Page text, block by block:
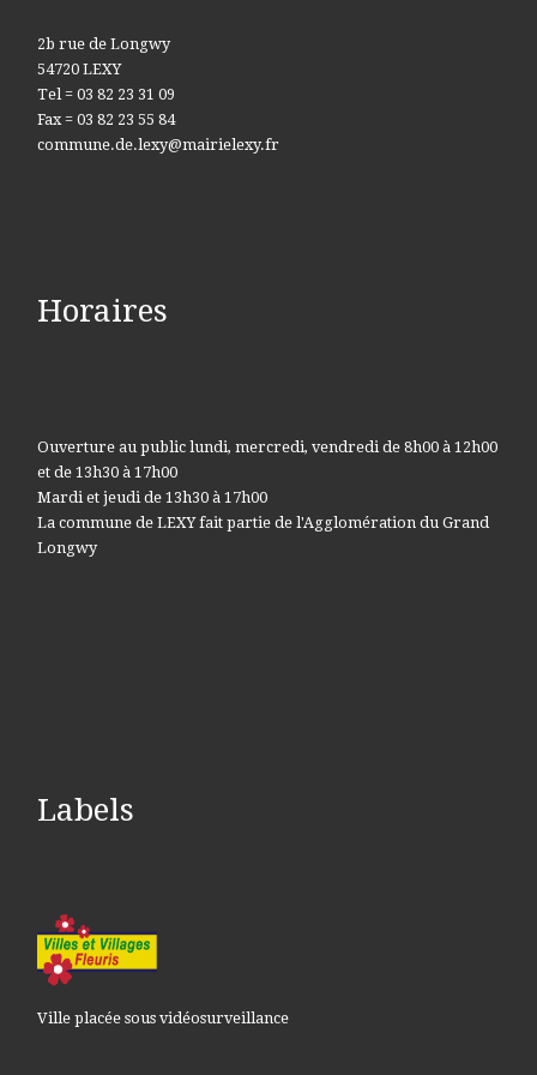
2b rue de Longwy
54720 LEXY
Tel = 03 82 23 31 09
Fax = 03 82 23 55 84
commune.de.lexy@mairielexy.fr
Horaires
Ouverture au public lundi, mercredi, vendredi de 8h00 à 12h00
et de 13h30 à 17h00
Mardi et jeudi de 13h30 à 17h00
La commune de LEXY fait partie de l'Agglomération du Grand
Longwy
Labels
Ville placée sous vidéosurveillance